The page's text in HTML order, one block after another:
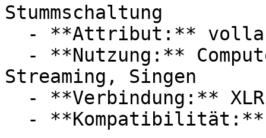
Stummschaltung
Streaming, Singen